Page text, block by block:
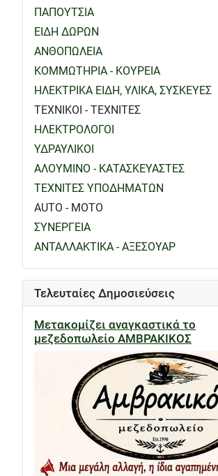
ΠΑΠΟΥΤΣΙΑ
ΕΙΔΗ ΔΩΡΩΝ
ΑΝΘΟΠΩΛΕΙΑ
ΚΟΜΜΩΤΗΡΙΑ - ΚΟΥΡΕΙΑ
ΗΛΕΚΤΡΙΚΑ ΕΙΔΗ, ΥΛΙΚΑ, ΣΥΣΚΕΥΕΣ
ΤΕΧΝΙΚΟΙ - ΤΕΧΝΙΤΕΣ
ΗΛΕΚΤΡΟΛΟΓΟΙ
ΥΔΡΑΥΛΙΚΟΙ
ΑΛΟΥΜΙΝΟ - ΚΑΤΑΣΚΕΥΑΣΤΕΣ
ΤΕΧΝΙΤΕΣ ΥΠΟΔΗΜΑΤΩΝ
AUTO - MOTO
ΣΥΝΕΡΓΕΙΑ
ΑΝΤΑΛΛΑΚΤΙΚΑ - ΑΞΕΣΟΥΑΡ
Τελευταίες Δημοσιεύσεις
Μετακομίζει αναγκαστικά το
μεζεδοπωλείο ΑΜΒΡΑΚΙΚΟΣ